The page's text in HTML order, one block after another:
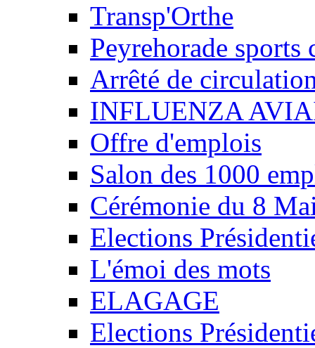
Transp'Orthe
Peyrehorade sports
Arrêté de
INFLUENZA
Offre d'emplois
Salon des 1000
Cérémonie du 8
Elections
L'émoi des mots
ELAGAGE
Elections